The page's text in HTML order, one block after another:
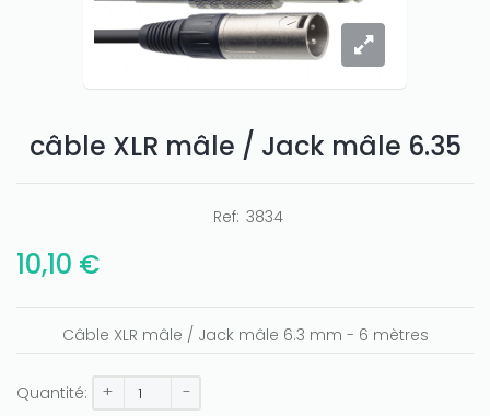
câble XLR mâle / Jack mâle 6.35
Ref: 3834
10,10 €
Câble XLR mâle / Jack mâle 6.3 mm - 6 mètres
Quantité: + -
amount on your credits!